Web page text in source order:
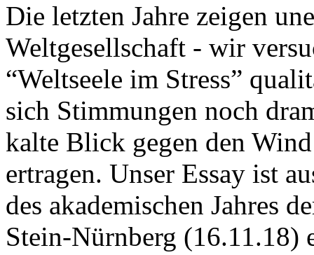
Die letzten Jahre zeigen
Weltgesellschaft - wir
“Weltseele im Stress”
sich Stimmungen noch
kalte Blick gegen den
ertragen. Unser Essay ist
des akademischen Jahres
Stein-Nürnberg (16.11.18)